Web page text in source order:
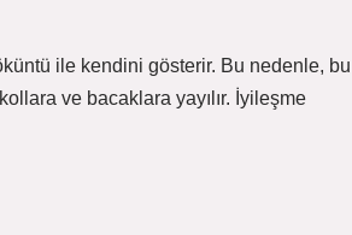
ile kendini gösterir. Bu nedenle, bu
ve bacaklara yayılır. İyileşme